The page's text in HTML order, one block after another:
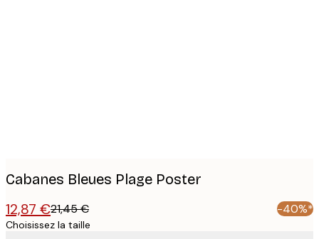
Cabanes Bleues Plage Poster
12,87 €21,45 € -40%*
Choisissez la taille